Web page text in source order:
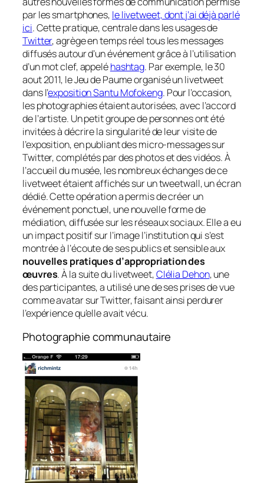
par les smartphones, le livetweet, dont j’ai déjà parlé
ici. Cette pratique, centrale dans les usages de
Twitter, agrège en temps réel tous les messages
diffusés autour d’un événement grâce à l’utilisation
d’un mot clef, appeléhashtag. Par exemple, le 30
aout 2011, le Jeu de Paume organisé un livetweet
dans l’exposition Santu Mofokeng. Pour l’occasion,
les photographies étaient autorisées, avec l’accord
de l’artiste. Un petit groupe de personnes ont été
invitées à décrire la singularité de leur visite de
l’exposition, en publiant des micro-messages sur
Twitter, complétés par des photos et des vidéos. À
l’accueil du musée, les nombreux échanges de ce
livetweet étaient affichés sur un tweetwall, un écran
dédié. Cette opération a permis de créer un
événement ponctuel, une nouvelle forme de
médiation, diffusée sur les réseaux sociaux. Elle a eu
un impact positif sur l’image l’institution qui s’est
montrée à l’écoute de ses publics et sensible aux
nouvelles pratiques d’appropriation des
œuvres. À la suite du livetweet,Clélia Dehon, une
des participantes, a utilisé une de ses prises de vue
comme avatar sur Twitter, faisant ainsi perdurer
l’expérience qu’elle avait vécu.
Photographie communautaire